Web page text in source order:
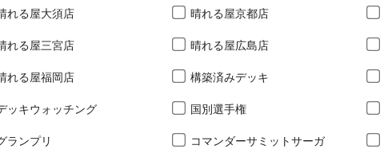
れる屋大須店 晴れる屋京都店
れる屋三宮店 晴れる屋広島店
れる屋福岡店 構築済みデッキ
ッキウォッチング 国別選手権
ランプリ コマンダーサミットサーガ